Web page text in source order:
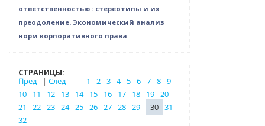
ответственностью : стереотипы и их
преодоление. Экономический анализ
норм корпоративного права
СТРАНИЦЫ:
Пред
| След 1 2 3 4 5 6 7 8 9
10
11 12 13 14 15 16 17 18 19 20
21
22 23 24 25 26 27 28 29 30 31
32